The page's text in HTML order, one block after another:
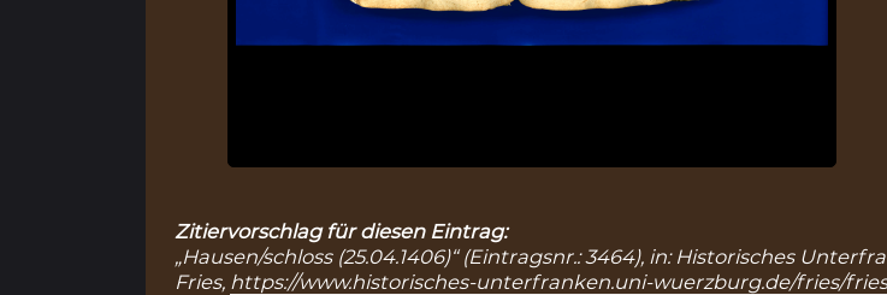
Zitiervorschlag für diesen Eintrag:
„Hausen/schloss (25.04.1406)“ (Eintragsnr.: 3464), in: Historisches
Fries, https://www.historisches-unterfranken.uni-wuerzburg.de/fries/